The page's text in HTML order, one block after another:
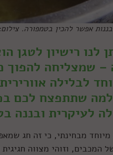
אפשר להכין בטמפורה.
לנו רישיון לטגן
– שמצליחה להפוך
לבלילה
שתתפצח לכם
לעיקרית ובננה
מיוחד מבחינתי, כי זה חג
המכבים, וזוהי מצווה